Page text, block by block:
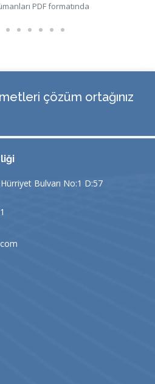
PDF formatında
çözüm ortağınız
Bulvarı No:1 D:57